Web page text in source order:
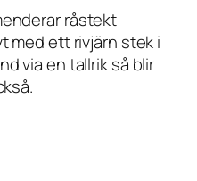
råstekt
med ett rivjärn stek i
via en tallrik så blir